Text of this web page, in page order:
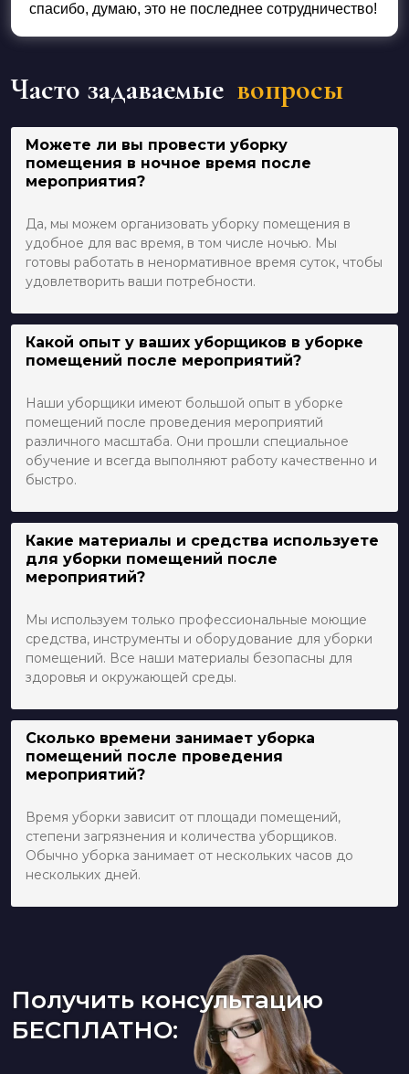
спасибо, думаю, это не последнее сотрудничество!
Часто задаваемые вопросы
Можете ли вы провести уборку
помещения в ночное время после
мероприятия?
Да, мы можем организовать уборку помещения в
удобное для вас время, в том числе ночью. Мы
готовы работать в ненормативное время суток, чтобы
удовлетворить ваши потребности.
Какой опыт у ваших уборщиков в уборке
помещений после мероприятий?
Наши уборщики имеют большой опыт в уборке
помещений после проведения мероприятий
различного масштаба. Они прошли специальное
обучение и всегда выполняют работу качественно и
быстро.
Какие материалы и средства используете
для уборки помещений после
мероприятий?
Мы используем только профессиональные моющие
средства, инструменты и оборудование для уборки
помещений. Все наши материалы безопасны для
здоровья и окружающей среды.
Сколько времени занимает уборка
помещений после проведения
мероприятий?
Время уборки зависит от площади помещений,
степени загрязнения и количества уборщиков.
Обычно уборка занимает от нескольких часов до
нескольких дней.
Получить консультацию
БЕСПЛАТНО: